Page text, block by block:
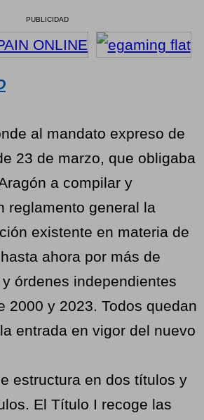
PUBLICIDAD
al mandato expreso de
23 de marzo, que obligaba
a compilar y
reglamento general la
existente en materia de
ahora por más de
órdenes independientes
2000 y 2023. Todos quedan
entrada en vigor del nuevo
estructura en dos títulos y
El Título I recoge las